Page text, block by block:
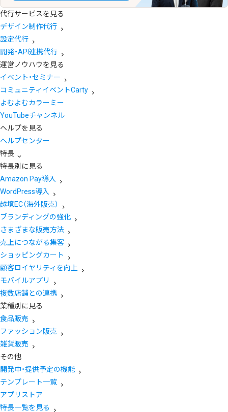
代行サービスを見る
デザイン制作代行
設定代行
開発・API連携代行
運営ノウハウを見る
イベント・セミナー
コミュニティイベントCarty
よむよむカラーミー
YouTubeチャンネル
ヘルプを見る
ヘルプセンター
特長
特長別に見る
Amazon Pay導入
WordPress導入
越境EC（海外販売）
ブランディングの強化
さまざまな販売方法
売上につながる集客
ショッピングカート
顧客ロイヤリティを向上
モバイルアプリ
複数店舗との連携
業種別に見る
食品販売
ファッション販売
雑貨販売
その他
開発中・提供予定の機能
テンプレート一覧
アプリストア
特長一覧を見る